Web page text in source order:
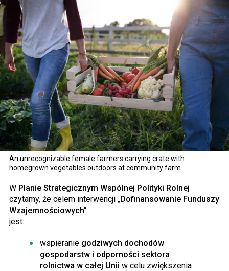
An unrecognizable female farmers carrying crate with
homegrown vegetables outdoors at community farm.
W Planie Strategicznym Wspólnej Polityki Rolnej
czytamy, że celem interwencji „Dofinansowanie Funduszy
Wzajemnościowych”
jest:
wspieranie godziwych dochodów
gospodarstw i odporności sektora
rolnictwa w całej Unii w celu zwiększenia